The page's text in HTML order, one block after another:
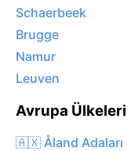
Schaerbeek
Brugge
Namur
Leuven
Avrupa Ülkeleri
🇦🇽 Åland Adaları